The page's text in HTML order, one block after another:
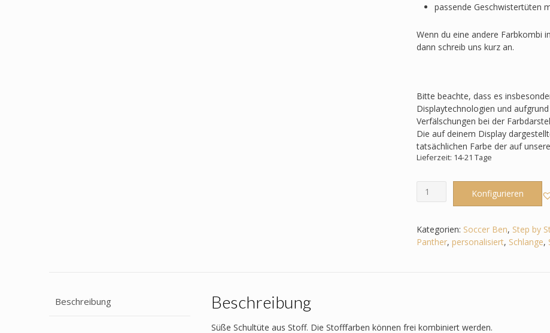
passende Geschwistertüten
Wenn du eine andere Farbkombi
dann schreib uns kurz an.
Bitte beachte, dass es
Displaytechnologien und
Verfälschungen bei der
Die auf deinem Display
tatsächlichen Farbe der auf
Lieferzeit: 14-21 Tage
Schultüte
Step
by
Panther,
Konfigurieren
Kategorien: Soccer Ben, Step by
Panther, personalisiert, Schlange,
Beschreibung Beschreibung
Süße Schultüte aus Stoff. Die Stofffarben können frei kombiniert werden.